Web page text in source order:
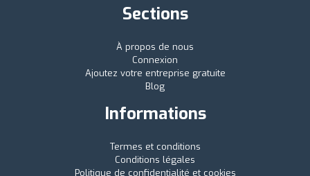
Sections
À propos de nous
Connexion
Ajoutez votre entreprise gratuite
Blog
Informations
Termes et conditions
Conditions légales
Politique de confidentialité et cookies